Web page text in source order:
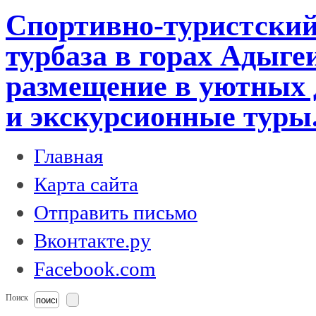
Спортивно-
турбаза в горах
размещение в уютных
и экскурсионные
Главная
Карта сайта
Отправить письмо
Вконтакте.ру
Facebook.com
Поиск